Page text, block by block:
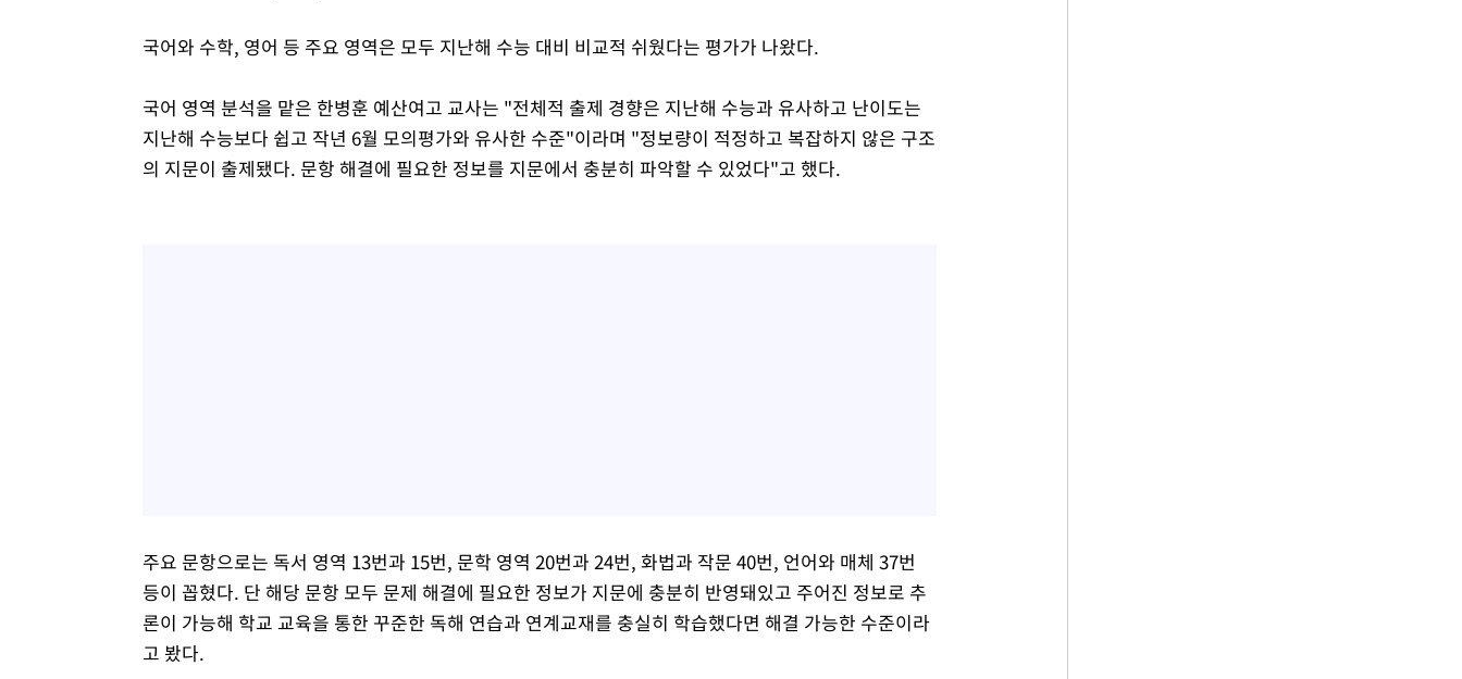
국어와 수학, 영어 등 주요 영역은 모두 지난해 수능 대비 비교적 쉬웠다는 평가가 나왔다.
국어 영역 분석을 맡은 한병훈 예산여고 교사는 "전체적 출제 경향은 지난해 수능과 유사하고 난이도는
지난해 수능보다 쉽고 작년 6월 모의평가와 유사한 수준"이라며 "정보량이 적정하고 복잡하지 않은 구조
의 지문이 출제됐다. 문항 해결에 필요한 정보를 지문에서 충분히 파악할 수 있었다"고 했다.
주요 문항으로는 독서 영역 13번과 15번, 문학 영역 20번과 24번, 화법과 작문 40번, 언어와 매체 37번
등이 꼽혔다. 단 해당 문항 모두 문제 해결에 필요한 정보가 지문에 충분히 반영돼있고 주어진 정보로 추
론이 가능해 학교 교육을 통한 꾸준한 독해 연습과 연계교재를 충실히 학습했다면 해결 가능한 수준이라
고 봤다.